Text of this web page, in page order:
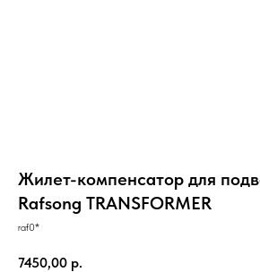
Жилет-компенсатор для
Rafsong TRANSFORMER
raf0*
7450,00 р.